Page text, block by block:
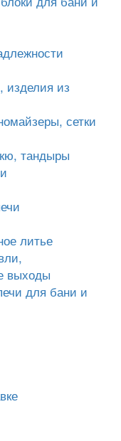
изделия из
сетки
тандыры
литье
выходы
для бани и